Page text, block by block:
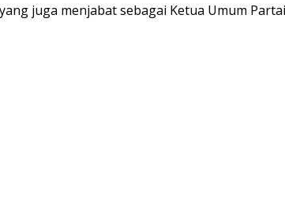
juga menjabat sebagai Ketua Umum